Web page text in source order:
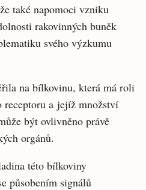
také napomoci vzniku
rakovinných buněk
svého výzkumu
na bílkovinu, která má roli
receptoru a jejíž množství
být ovlivněno právě
orgánů.
této bílkoviny
působením signálů